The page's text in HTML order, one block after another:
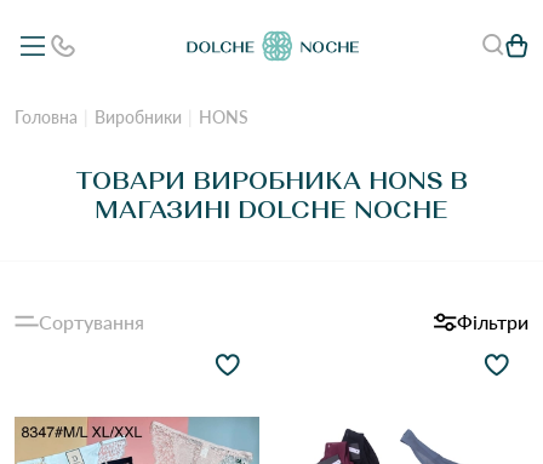
Головна Виробники HONS
ТОВАРИ ВИРОБНИКА HONS В
МАГАЗИНІ DOLCHE NOCHE
Сортування Фільтри